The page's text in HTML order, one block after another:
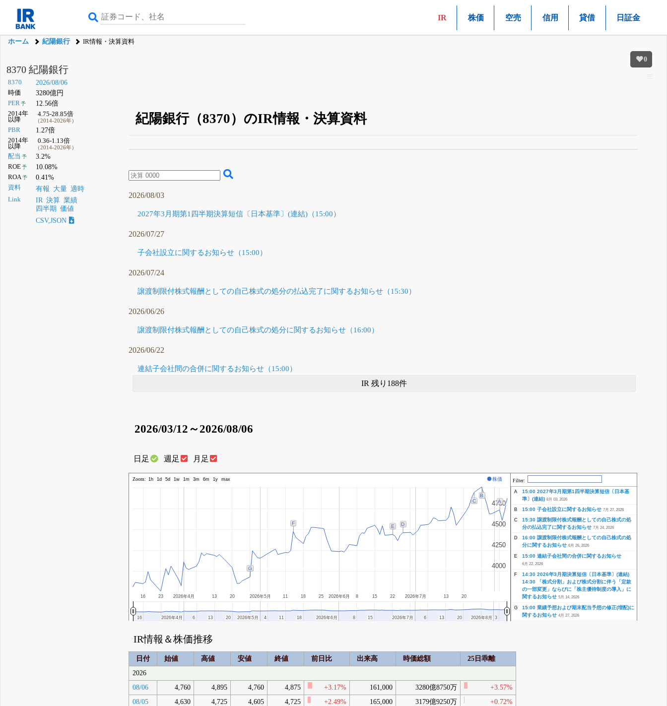
IR 株価 空売 信用 貸借 日証金
ホーム 紀陽銀行 IR情報・決算資料
0
8370 紀陽銀行
8370 2026/08/06
時価 3280億円
PER予 12.56倍
2014年
以降
4.75-28.85倍
（2014-2026年）
PBR 1.27倍
2014年
以降
0.36-1.13倍
（2014-2026年）
配当 予 3.2%
ROE予 10.08%
ROA予 0.41%
資料 有報 大量 適時
Link IR 決算 業績
四半期
価値
CSV,JSON
紀陽銀行（8370）のIR情報・決算資料
無料でβ版をはじめる
2026/08/03
2027年3月期第1四半期決算短信〔日本基準〕(連結)（15:00）
2026/07/27
子会社設立に関するお知らせ（15:00）
2026/07/24
譲渡制限付株式報酬としての自己株式の処分の払込完了に関するお知らせ（15:30）
2026/06/26
譲渡制限付株式報酬としての自己株式の処分に関するお知らせ（16:00）
2026/06/22
連結子会社間の合併に関するお知らせ（15:00）
IR 残り188件
2026/03/12～2026/08/06
日足 週足 月足
Zoom: 1h 1d 5d 1w 1m 3m 6m 1y max 株価
2026年4月 2026年5月 2026年6月 2026年7月
16 23 13 20 11 18 25 8 15 22 13 20
4000
4000
4250
4250
4500
4500
4750
4750
G
F
E D
C
B
A
2026年4月
2026年4月 2026年5月
2026年5月 2026年6月
2026年6月 2026年7月
2026年7月 2026年8月
2026年8月
16
16 6
6 13
13 20
20 4
4 11
11 18
18 8
8 15
15 6
6 13
13 20
20 3
3
Filter:
A
15:00 2027年3月期第1四半期決算短信〔日本基
準〕(連結) 8月 03, 2026
B 15:00 子会社設立に関するお知らせ 7月 27, 2026
C
15:30 譲渡制限付株式報酬としての自己株式の処
分の払込完了に関するお知らせ 7月 24, 2026
D
16:00 譲渡制限付株式報酬としての自己株式の処
分に関するお知らせ 6月 26, 2026
E 15:00 連結子会社間の合併に関するお知らせ
6月 22, 2026
F
14:30 2026年3月期決算短信〔日本基準〕(連結)
14:30 「株式分割」および株式分割に伴う「定款
の一部変更」ならびに「株主優待制度の導入」に
関するお知らせ 5月 14, 2026
G
15:00 業績予想および期末配当予想の修正(増配)に
関するお知らせ 4月 27, 2026
IR情報＆株価推移
日付 始値 高値 安値 終値 前日比 出来高 時価総額
25日乖離
2026
08/06
4,760 4,895 4,760 4,875 +3.17% 161,000 3280億8750万
+3.57%
08/05
4,630 4,725 4,605 4,725 +2.49% 165,000 3179億9250万
+0.72%